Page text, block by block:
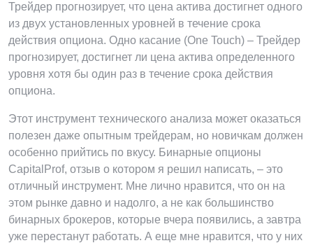
Трейдер прогнозирует, что цена актива достигнет одного
из двух установленных уровней в течение срока
действия опциона. Одно касание (One Touch) – Трейдер
прогнозирует, достигнет ли цена актива определенного
уровня хотя бы один раз в течение срока действия
опциона.
Этот инструмент технического анализа может оказаться
полезен даже опытным трейдерам, но новичкам должен
особенно прийтись по вкусу. Бинарные опционы
CapitalProf, отзыв о котором я решил написать, – это
отличный инструмент. Мне лично нравится, что он на
этом рынке давно и надолго, а не как большинство
бинарных брокеров, которые вчера появились, а завтра
уже перестанут работать. А еще мне нравится, что у них